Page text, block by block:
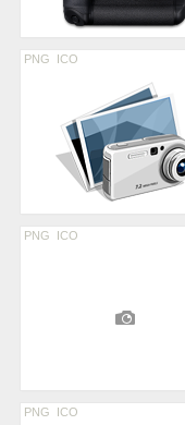
PNG ICO
PNG ICO
PNG ICO